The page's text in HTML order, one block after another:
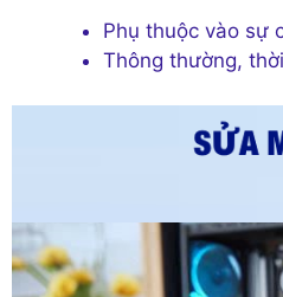
Phụ thuộc vào sự
Thông thường,